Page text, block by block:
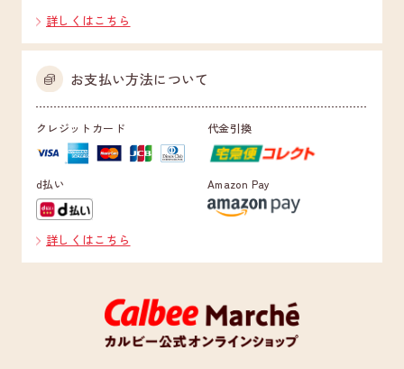
詳しくはこちら
お支払い方法について
クレジットカード 代金引換
d払い Amazon Pay
詳しくはこちら